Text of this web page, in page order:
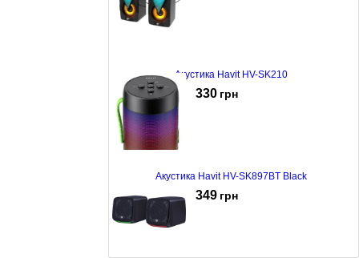
Акустика Havit HV-SK210
330 грн
Акустика Havit HV-SK897BT Black
349 грн